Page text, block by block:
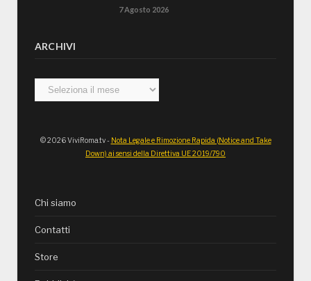
7 Agosto 2026
ARCHIVI
Archivi
© 2026 ViviRoma.tv - Nota Legale e Rimozione Rapida (Notice and Take
Down) ai sensi della Direttiva UE 2019/790
Chi siamo
Contatti
Store